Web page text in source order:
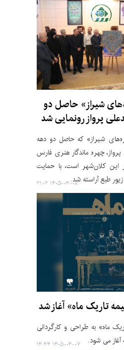
شیراز» حاصل دو
پرواز رونمایی شد
شیراز» که حاصل دو دهه
چهره ماندگار هنری فارس
این کلان‌شهر است، با حمایت
طبع آراسته شد.۱۴۰۵-۰۴-۰۸ ۲۱:۰۲
تاریک ماه» آغاز شد
ماه» به طراحی و کارگردانی
آغاز می شود.
۱۴۰۵-۰۴-۰۷ ۱۴:۴۴